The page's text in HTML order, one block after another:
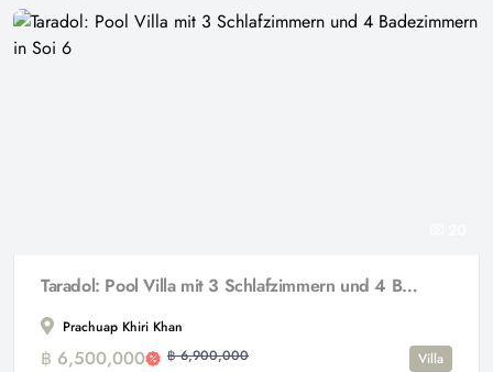
Taradol: Pool Villa mit 3 Schlafzimmern und 4 Badezimmern in Soi 6
Prachuap Khiri Khan
฿ 6,500,000 ฿ 6,900,000
Villa